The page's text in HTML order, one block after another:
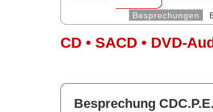
Besprechungen
CD • SACD • DVD-
Besprechung